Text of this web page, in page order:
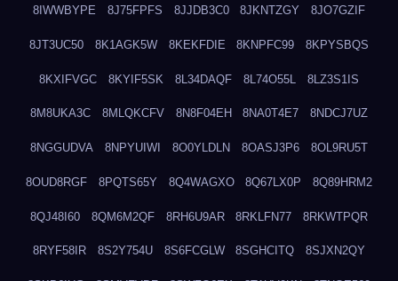
8IWWBYPE 8J75FPFS 8JJDB3C0 8JKNTZGY 8JO7GZIF
8JT3UC50 8K1AGK5W 8KEKFDIE 8KNPFC99 8KPYSBQS
8KXIFVGC 8KYIF5SK 8L34DAQF 8L74O55L 8LZ3S1IS
8M8UKA3C 8MLQKCFV 8N8F04EH 8NA0T4E7 8NDCJ7UZ
8NGGUDVA 8NPYUIWI 8O0YLDLN 8OASJ3P6 8OL9RU5T
8OUD8RGF 8PQTS65Y 8Q4WAGXO 8Q67LX0P 8Q89HRM2
8QJ48I60 8QM6M2QF 8RH6U9AR 8RKLFN77 8RKWTPQR
8RYF58IR 8S2Y754U 8S6FCGLW 8SGHCITQ 8SJXN2QY